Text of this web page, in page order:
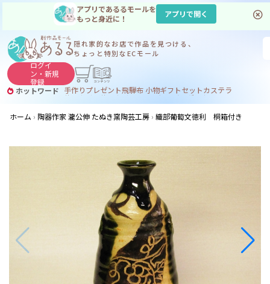
アプリであるるモールを
もっと身近に！
アプリで開く
隠れ家的なお店で作品を見つける、
ちょっと特別なECモール
ログイ
ン・新規
登録
ホットワード 手作りプレゼント飛騨布 小物ギフトセットカステラ
サヌカイト コーヒー
ジンギスカン
ホーム
陶器作家 瀧公伸 たぬき窯陶芸工房 織部葡萄文徳利 桐箱付き